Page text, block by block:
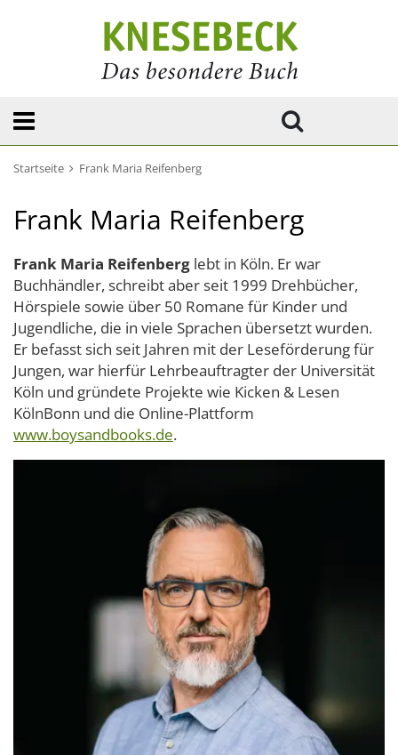
Startseite Frank Maria Reifenberg
Frank Maria Reifenberg
Frank Maria Reifenberg lebt in Köln. Er war
Buchhändler, schreibt aber seit 1999 Drehbücher,
Hörspiele sowie über 50 Romane für Kinder und
Jugendliche, die in viele Sprachen übersetzt wurden.
Er befasst sich seit Jahren mit der Leseförderung für
Jungen, war hierfür Lehrbeauftragter der Universität
Köln und gründete Projekte wie Kicken & Lesen
KölnBonn und die Online-Plattform
www.boysandbooks.de.